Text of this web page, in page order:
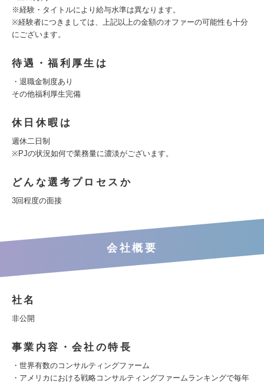
※経験・タイトルにより給与水準は異なります。
※経験者につきましては、上記以上の金額のオファーの可能性も十分
にございます。
待遇・福利厚生は
・退職金制度あり
その他福利厚生完備
休日休暇は
週休二日制
※PJの状況如何で業務量に濃淡がございます。
どんな選考プロセスか
3回程度の面接
会社概要
社名
非公開
事業内容・会社の特長
・世界有数のコンサルティングファーム
・アメリカにおける戦略コンサルティングファームランキングで毎年